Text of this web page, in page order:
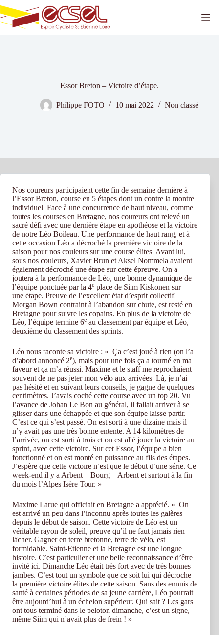
Passer
au
contenu
Essor Breton – Victoire d’étape.
Philippe FOTO 10 mai 2022 Non classé
Nos coureurs participaient cette fin de semaine dernière à
l’Essor Breton, course en 5 étapes dont un contre la montre
individuel. Face à une concurrence de haut niveau, comme
toutes les courses en Bretagne, nos coureurs ont relevé un
sacré défi avec une dernière étape en apothéose et la victoire
de notre Léo Boileau. Une performance de haut rang, et à
cette occasion Léo a décroché la première victoire de la
saison pour nos couleurs sur une course élites. Avant lui,
sous nos couleurs, Xavier Brun et Aksel Nommela avaient
également décroché une étape sur cette épreuve. On a
joutera à la performance de Léo, une bonne dynamique de
l’équipe ponctuée par la 4e place de Siim Kiskonen sur
une étape. Preuve de l’excellent état d’esprit collectif,
Morgan Bown contraint à l’abandon sur chute, est resté en
Bretagne pour suivre les copains. En plus de la victoire de
Léo, l’équipe termine 6e au classement par équipe et Léo,
deuxième du classement des sprints.
Léo nous raconte sa victoire : « Ça c’est joué à rien (on l’a
d’abord annoncé 2e), mais pour une fois ça a tourné en ma
faveur et ça m’a réussi. Maxime et le staff me reprochaient
souvent de ne pas jeter mon vélo aux arrivées. Là, je n’ai
pas hésité et en suivant leurs conseils, je gagne de quelques
centimètres. J’avais coché cette course avec un top 20. Vu
l’avance de Johan Le Bon au général, il fallait arriver à se
glisser dans une échappée et que son équipe laisse partir.
C’est ce qui s’est passé. On est sorti à une dizaine mais il
n’y avait pas une très bonne entente. A 14 kilomètres de
l’arrivée, on est sorti à trois et on est allé jouer la victoire au
sprint, avec cette victoire. Sur cet Essor, l’équipe a bien
fonctionné et on est monté en puissance au fils des étapes.
J’espère que cette victoire n’est que le début d’une série. Ce
week-end il y a Arbent – Bourg – Arbent et surtout à la fin
du mois l’Alpes Isère Tour. »
Maxime Larue qui officiait en Bretagne a apprécié. « On
est arrivé un peu dans l’inconnu après toutes les galères
depuis le début de saison. Cette victoire de Léo est un
véritable rayon de soleil, preuve qu’il ne faut jamais rien
lâcher. Gagner en terre bretonne, terre de vélo, est
formidable. Saint-Etienne et la Bretagne est une longue
histoire. C’est particulier et une belle reconnaissance d’être
invité ici. Dimanche Léo était très fort avec de très bonnes
jambes. C’est tout un symbole que ce soit lui qui décroche
la première victoire élites de cette saison. Sans des ennuis de
santé à certaines périodes de sa jeune carrière, Léo pourrait
être aujourd’hui à un échelon supérieur. Qui sait ? Les gars
ont tous terminé dans le peloton dimanche, c’est un signe,
même Siim qui n’avait plus de frein ! »